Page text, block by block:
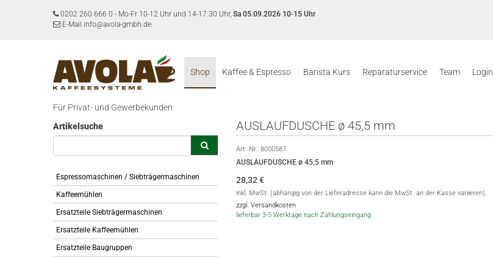
0202 260 666 0 - Mo-Fr 10-12 Uhr und 14-17:30 Uhr, Sa 05.09.2026 10-15 Uhr
E-Mail info@avola-gmbh.de
Shop Kaffee & Espresso Barista Kurs Reparaturservice Team Login
Für Privat- und Gewerbekunden
Artikelsuche
Espressomaschinen / Siebträgermaschinen
Kaffeemühlen
Ersatzteile Siebträgermaschinen
Ersatzteile Kaffeemühlen
Ersatzteile Baugruppen
AUSLAUFDUSCHE ø 45,5 mm
Art.-Nr.: 8000587
AUSLAUFDUSCHE ø 45,5 mm
28,32€
inkl. MwSt. (abhängig von der Lieferadresse kann die MwSt. an der Kasse variieren),
zzgl. Versandkosten
lieferbar 3-5 Werktage nach Zahlungseingang